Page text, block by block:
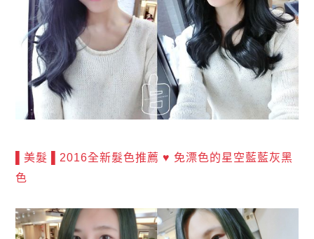
▌美髮 ▌2016全新髮色推薦 ♥ 免漂色的星空藍藍灰黑
色